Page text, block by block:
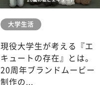
大学生活
現役大学生が考える『エ
キュートの存在』とは。
20周年ブランドムービー
制作の...